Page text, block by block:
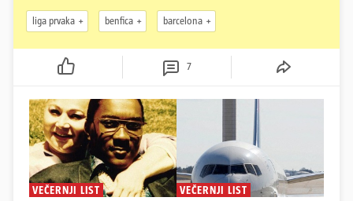
liga prvaka benfica barcelona
7